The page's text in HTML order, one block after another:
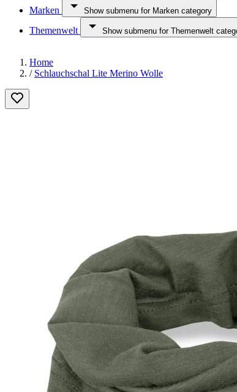
Marken Show submenu for Marken category
Themenwelt Show submenu for Themenwelt
Home
/ Schlauchschal Lite Merino Wolle